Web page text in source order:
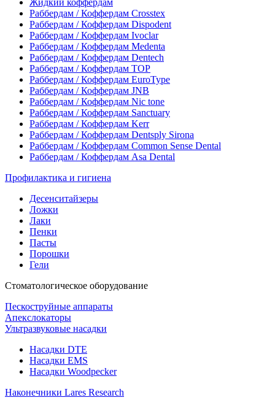
Жидкий коффердам
Раббердам / Коффердам Crosstex
Раббердам / Коффердам Dispodent
Раббердам / Коффердам Ivoclar
Раббердам / Коффердам Medenta
Раббердам / Коффердам Dentech
Раббердам / Коффердам ТОР
Раббердам / Коффердам EuroType
Раббердам / Коффердам JNB
Раббердам / Коффердам Nic tone
Раббердам / Коффердам Sanctuary
Раббердам / Коффердам Kerr
Раббердам / Коффердам Dentsply Sirona
Раббердам / Коффердам Common Sense Dental
Раббердам / Коффердам Asa Dental
Профилактика и гигиена
Десенситайзеры
Ложки
Лаки
Пенки
Пасты
Порошки
Гели
Стоматологическое оборудование
Пескоструйные аппараты
Апекслокаторы
Ультразвуковые насадки
Насадки DTE
Насадки EMS
Насадки Woodpecker
Наконечники Lares Research